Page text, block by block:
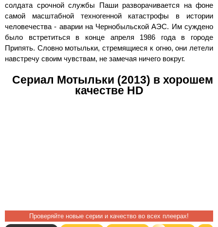
солдата срочной службы Паши разворачивается на фоне
самой масштабной техногенной катастрофы в истории
человечества - аварии на Чернобыльской АЭС. Им суждено
было встретиться в конце апреля 1986 года в городе
Припять. Словно мотыльки, стремящиеся к огню, они летели
навстречу своим чувствам, не замечая ничего вокруг.
Сериал Мотыльки (2013) в хорошем
качестве HD
Проверяйте новые серии и качество во всех плеерах!